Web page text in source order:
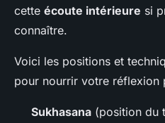
cette écoute intérieure si
connaître.
Voici les positions et
pour nourrir votre réflexion
Sukhasana (position du